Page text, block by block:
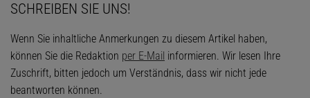
SCHREIBEN SIE UNS!
Wenn Sie inhaltliche Anmerkungen zu diesem Artikel haben,
können Sie die Redaktion per E-Mail informieren. Wir lesen Ihre
Zuschrift, bitten jedoch um Verständnis, dass wir nicht jede
beantworten können.